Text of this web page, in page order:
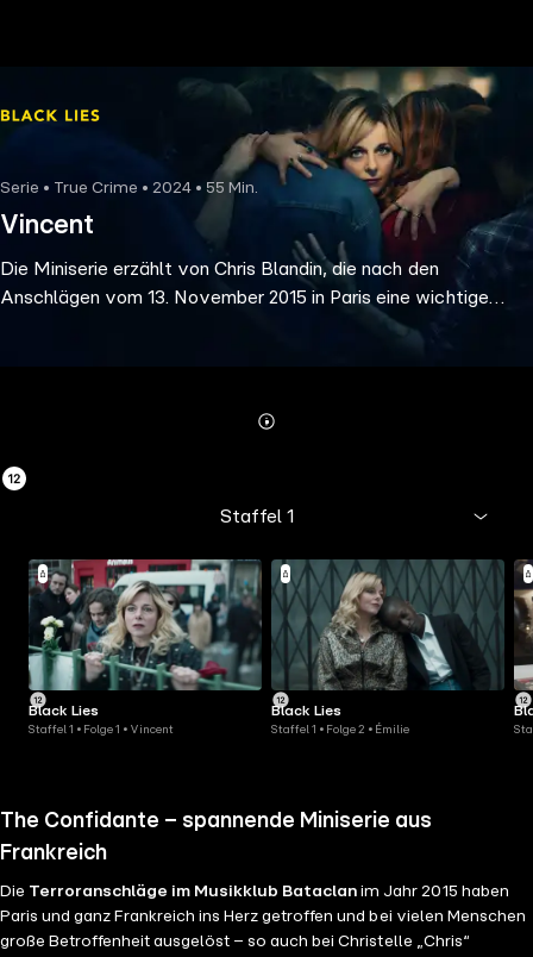
Serie • True Crime • 2024 • 55 Min.
Vincent
Die Miniserie erzählt von Chris Blandin, die nach den
Anschlägen vom 13. November 2015 in Paris eine wichtige
Rolle in einer Überlebendengemeinschaft einnimmt. Doch
Mehr
Staffel 1
Black Lies
Staffel 1 • Folge 1 • Vincent
Black Lies
Staffel 1 • Folge 2 • Émilie
The Confidante – spannende Miniserie aus
Frankreich
Die Terroranschläge im Musikklub Bataclan im Jahr 2015 haben
Paris und ganz Frankreich ins Herz getroffen und bei vielen Menschen
große Betroffenheit ausgelöst – so auch bei Christelle „Chris“